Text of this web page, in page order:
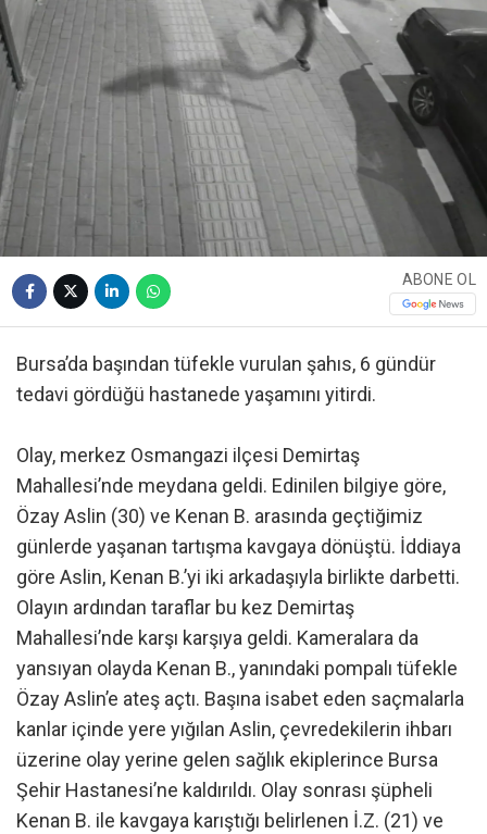
ABONE OL
Bursa’da başından tüfekle vurulan şahıs, 6 gündür
tedavi gördüğü hastanede yaşamını yitirdi.
Olay, merkez Osmangazi ilçesi Demirtaş
Mahallesi’nde meydana geldi. Edinilen bilgiye göre,
Özay Aslin (30) ve Kenan B. arasında geçtiğimiz
günlerde yaşanan tartışma kavgaya dönüştü. İddiaya
göre Aslin, Kenan B.’yi iki arkadaşıyla birlikte darbetti.
Olayın ardından taraflar bu kez Demirtaş
Mahallesi’nde karşı karşıya geldi. Kameralara da
yansıyan olayda Kenan B., yanındaki pompalı tüfekle
Özay Aslin’e ateş açtı. Başına isabet eden saçmalarla
kanlar içinde yere yığılan Aslin, çevredekilerin ihbarı
üzerine olay yerine gelen sağlık ekiplerince Bursa
Şehir Hastanesi’ne kaldırıldı. Olay sonrası şüpheli
Kenan B. ile kavgaya karıştığı belirlenen İ.Z. (21) ve